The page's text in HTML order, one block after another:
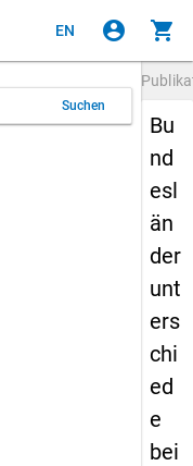
EN account_circle shopping_cart
Suchen
Bu
nd
esl
än
der
unt
ers
chi
ed
e
bei